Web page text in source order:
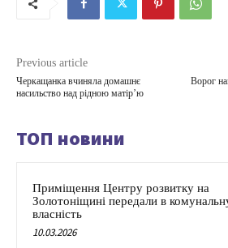
Previous article
Черкащанка вчиняла домашнє
насильство над рідною матір’ю
Ворог
ТОП новини
Приміщення Центру розвитку на
Золотоніщині передали в
власність
10.03.2026